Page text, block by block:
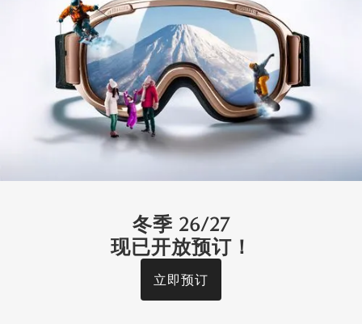
比罗夫下村 - 二世谷
4 3 1
经典
冬季 26/27
现已开放预订！
立即预订